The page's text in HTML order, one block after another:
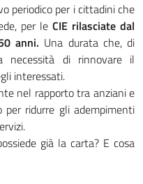
periodico per i cittadini che
per le CIE rilasciate dal
anni. Una durata che, di
di rinnovare il
interessati.
nel rapporto tra anziani e
per ridurre gli adempimenti
già la carta? E cosa